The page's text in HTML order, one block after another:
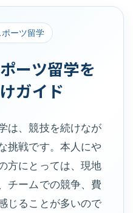
ーツ留学
ーツ留学を
ガイド
は、競技を続けなが
挑戦です。本人にや
方にとっては、現地
チームでの競争、費
じることが多いので